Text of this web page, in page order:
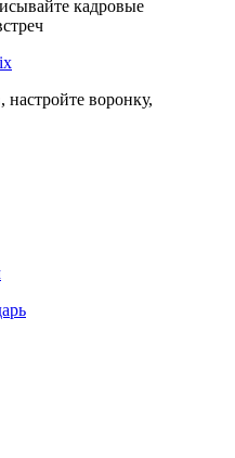
кадровые
настройте воронку,